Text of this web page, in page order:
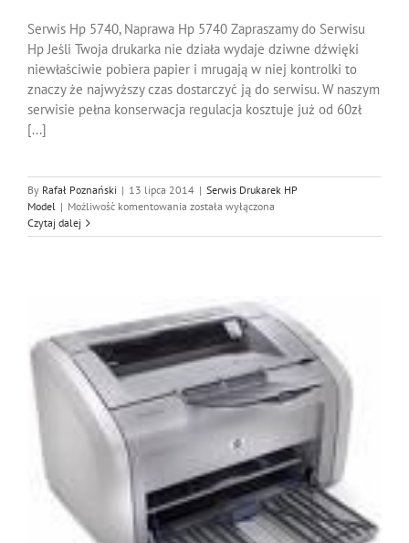
Serwis Hp 5740, Naprawa Hp 5740 Zapraszamy do Serwisu
Hp Jeśli Twoja drukarka nie działa wydaje dziwne dźwięki
niewłaściwie pobiera papier i mrugają w niej kontrolki to
znaczy że najwyższy czas dostarczyć ją do serwisu. W naszym
serwisie pełna konserwacja regulacja kosztuje już od 60zł
[...]
By Rafał Poznański | 13 lipca 2014 | Serwis Drukarek HP
Model | Możliwość komentowania Serwis
5740,
została wyłączona
Czytaj dalej